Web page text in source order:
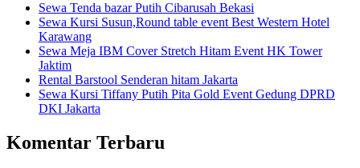
Sewa Tenda bazar Putih Cibarusah Bekasi
Sewa Kursi Susun,Round table event Best Western Hotel
Karawang
Sewa Meja IBM Cover Stretch Hitam Event HK Tower
Jaktim
Rental Barstool Senderan hitam Jakarta
Sewa Kursi Tiffany Putih Pita Gold Event Gedung DPRD
DKI Jakarta
Komentar Terbaru